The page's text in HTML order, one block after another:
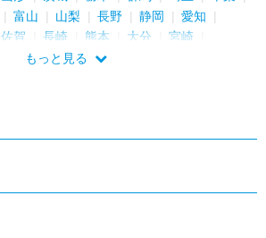
富山 山梨 長野 静岡
愛知
佐賀 長崎 熊本 大分
宮崎
もっと見る